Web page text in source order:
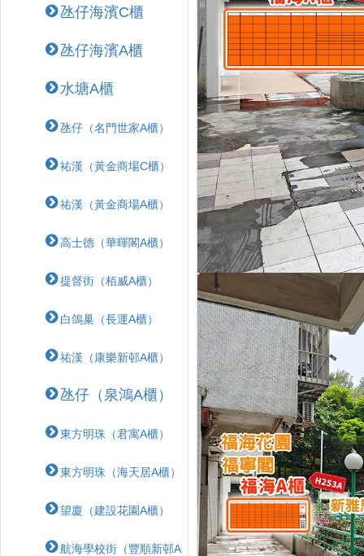
氹仔海濱C櫃
氹仔海濱A櫃
水塘A櫃
氹仔（名門世家A櫃）
祐漢（黃金商場C櫃）
祐漢（黃金商場A櫃）
高士德（華暉閣A櫃）
提督街（栢威A櫃）
白鴿巢（長運A櫃）
祐漢（康樂新邨A櫃）
氹仔（泉鴻A櫃）
東方明珠（君寓A櫃）
東方明珠（海天居A櫃）
望廈（建設花園A櫃）
航海學校街（豐順新邨A